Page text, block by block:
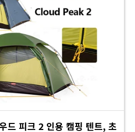
드 피크 2 인용 캠핑 텐트, 초